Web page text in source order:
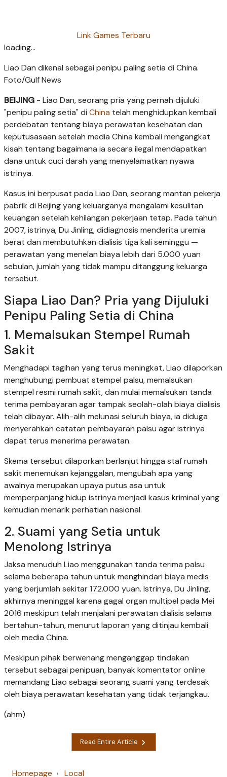
Link Games Terbaru
loading...
Liao Dan dikenal sebagai penipu paling setia di China.
Foto/Gulf News
BEIJING - Liao Dan, seorang pria yang pernah dijuluki
"penipu paling setia" di China telah menghidupkan kembali
perdebatan tentang biaya perawatan kesehatan dan
keputusasaan setelah media China kembali mengangkat
kisah tentang bagaimana ia secara ilegal mendapatkan
dana untuk cuci darah yang menyelamatkan nyawa
istrinya.
Kasus ini berpusat pada Liao Dan, seorang mantan pekerja
pabrik di Beijing yang keluarganya mengalami kesulitan
keuangan setelah kehilangan pekerjaan tetap. Pada tahun
2007, istrinya, Du Jinling, didiagnosis menderita uremia
berat dan membutuhkan dialisis tiga kali seminggu —
perawatan yang menelan biaya lebih dari 5.000 yuan
sebulan, jumlah yang tidak mampu ditanggung keluarga
tersebut.
Siapa Liao Dan? Pria yang Dijuluki
Penipu Paling Setia di China
1. Memalsukan Stempel Rumah
Sakit
Menghadapi tagihan yang terus meningkat, Liao dilaporkan
menghubungi pembuat stempel palsu, memalsukan
stempel resmi rumah sakit, dan mulai memalsukan tanda
terima pembayaran agar tampak seolah-olah biaya dialisis
telah dibayar. Alih-alih melunasi seluruh biaya, ia diduga
menyerahkan catatan pembayaran palsu agar istrinya
dapat terus menerima perawatan.
Skema tersebut dilaporkan berlanjut hingga staf rumah
sakit menemukan kejanggalan, mengubah apa yang
awalnya merupakan upaya putus asa untuk
memperpanjang hidup istrinya menjadi kasus kriminal yang
kemudian menarik perhatian nasional.
2. Suami yang Setia untuk
Menolong Istrinya
Jaksa menuduh Liao menggunakan tanda terima palsu
selama beberapa tahun untuk menghindari biaya medis
yang berjumlah sekitar 172.000 yuan. Istrinya, Du Jinling,
akhirnya meninggal karena gagal organ multipel pada Mei
2016 meskipun telah menjalani perawatan dialisis selama
bertahun-tahun, menurut laporan yang ditinjau kembali
oleh media China.
Meskipun pihak berwenang menganggap tindakan
tersebut sebagai penipuan, banyak komentator online
memandang Liao sebagai seorang suami yang terdesak
oleh biaya perawatan kesehatan yang tidak terjangkau.
(ahm)
Read Entire Article
Homepage Local